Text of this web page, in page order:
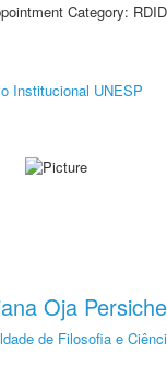
Category:
Institucional UNESP
Oja
de Filosofia e